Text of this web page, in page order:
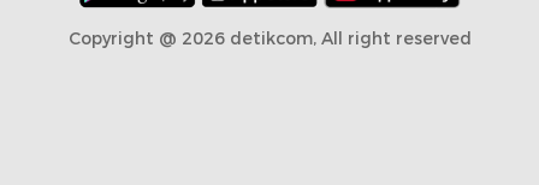
Copyright @ 2026 detikcom, All right reserved